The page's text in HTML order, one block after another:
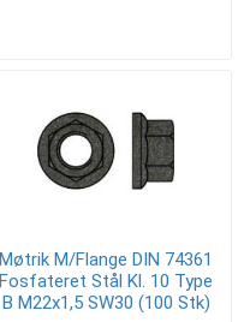
Møtrik M/Flange DIN 74361
Fosfateret Stål Kl. 10 Type
B M22x1,5 SW30 (100 Stk)